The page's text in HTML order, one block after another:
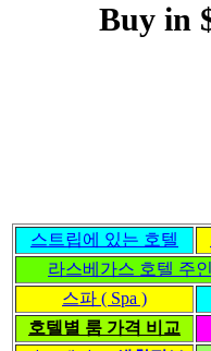
Buy in
스트립에 있는 호텔
라스베가스 호텔 주
스파 ( Spa )
호텔별 룸 가격 비교